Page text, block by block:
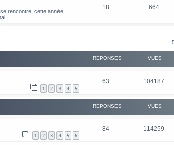
rencontre, cette année
18 664
RÉPONSES VUES
1 2 3 4 5
63 104187
RÉPONSES VUES
1 2 3 4 5 6
84 114259